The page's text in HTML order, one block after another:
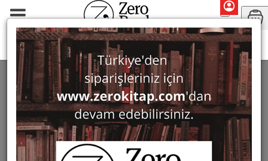
Monographs Art History